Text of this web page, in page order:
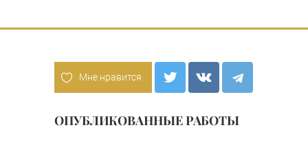
Мне нравится
ОПУБЛИКОВАННЫЕ РАБОТЫ